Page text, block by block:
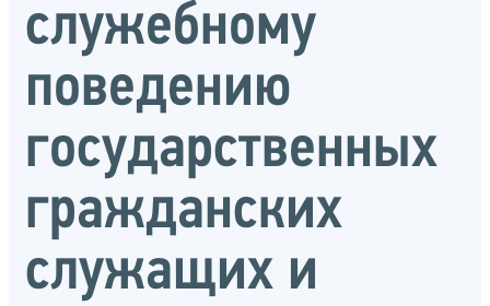
служебному
поведению
государственных
гражданских
служащих и